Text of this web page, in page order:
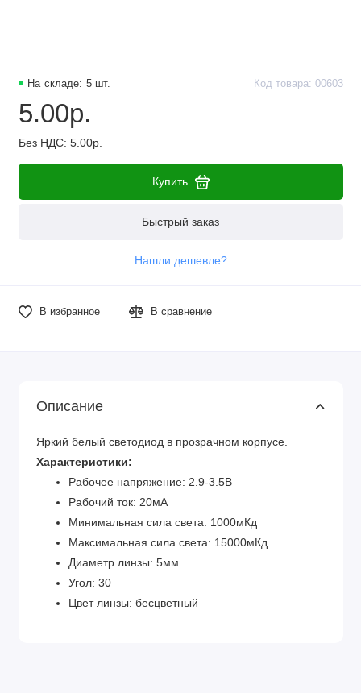
Резисторы
Реле
Стабилизаторы питания
Транзисторы
На складе: 5 шт. Код товара: 00603
5.00р.
Без НДС: 5.00р.
Купить
Быстрый заказ
Нашли дешевле?
В избранное В сравнение
Описание
Яркий белый светодиод в прозрачном корпусе.
Характеристики:
Рабочее напряжение: 2.9-3.5В
Рабочий ток: 20мА
Минимальная сила света: 1000мКд
Максимальная сила света: 15000мКд
Диаметр линзы: 5мм
Угол: 30
Цвет линзы: бесцветный